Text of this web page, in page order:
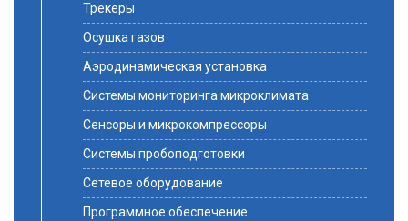
Трекеры
Осушка газов
Аэродинамическая установка
Системы мониторинга микроклимата
Сенсоры и микрокомпрессоры
Системы пробоподготовки
Сетевое оборудование
Программное обеспечение